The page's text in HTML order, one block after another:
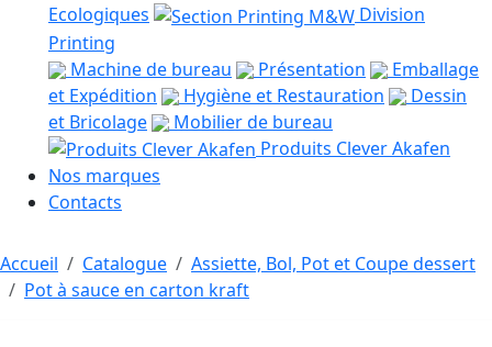
Ecologiques
Division
Printing
Machine de bureau
Présentation
Emballage
et Expédition
Hygiène et Restauration
Dessin
et Bricolage
Mobilier de bureau
Produits Clever Akafen
Nos marques
Contacts
Accueil Catalogue
Assiette, Bol, Pot et Coupe dessert
Pot à sauce en carton kraft